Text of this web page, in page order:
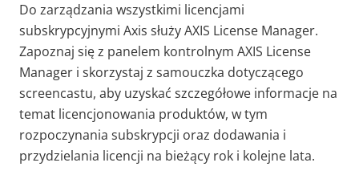
Do zarządzania wszystkimi licencjami
subskrypcyjnymi Axis służy AXIS License Manager.
Zapoznaj się z panelem kontrolnym AXIS License
Manager i skorzystaj z samouczka dotyczącego
screencastu, aby uzyskać szczegółowe informacje na
temat licencjonowania produktów, w tym
rozpoczynania subskrypcji oraz dodawania i
przydzielania licencji na bieżący rok i kolejne lata.